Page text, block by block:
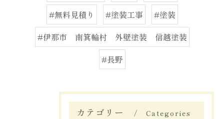
#無料見積り #塗装工事
#塗装
#伊那市 南箕輪村 外壁塗装 信越塗装
#長野
カテゴリー Categories